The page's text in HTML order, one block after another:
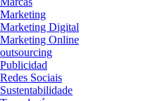
Marketing
Marketing Digital
Marketing Online
outsourcing
Publicidad
Redes Sociais
Sustentabilidade